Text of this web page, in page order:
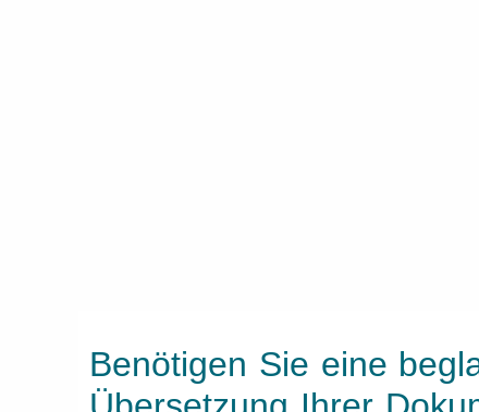
Benötigen Sie eine